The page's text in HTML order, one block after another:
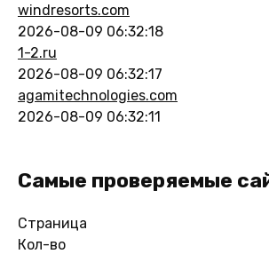
windresorts.com
2026-08-09 06:32:18
1-2.ru
2026-08-09 06:32:17
agamitechnologies.com
2026-08-09 06:32:11
Самые проверяемые
Страница
Кол-во